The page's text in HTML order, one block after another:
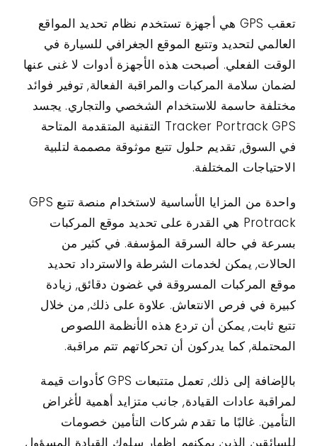
اتصال
حالات الاستخدام
تعقب GPS هي أجهزة تستخدم نظام تحديد المواقع
العالمي لتحديد وتتبع الموقع الجغرافي للسيارة في
الوقت الفعلي. أصبحت هذه الأجهزة أدوات لا غنى عنها
لضمان سلامة المركبات والمراقبة الفعالة, توفير فوائد
مختلفة حاسمة للاستخدام الشخصي والتجاري. يجسد
Tracker Portrack GPS التقنية المتقدمة المتاحة
في السوق, تقديم حلول تتبع موثوقة مصممة لتلبية
الاحتياجات المختلفة.
واحدة من المزايا الأساسية لاستخدام منصة تتبع GPS
Protrack هي القدرة على تحديد موقع المركبات
بسرعة في حالة السرقة المؤسفة. في كثير من
الحالات, يمكن لخدمات الشرطة والاسترداد تحديد
موقع المركبات المسروقة في غضون دقائق, زيادة
كبيرة في فرص الانتعاش. علاوة على ذلك, من خلال
تتبع ثابت, يمكن أن تردع هذه الأنظمة اللصوص
المحتملة, كما يدركون أن تحركاتهم تتم مراقبة.
بالإضافة إلى ذلك, تعمل متتبعات GPS كأدوات قيمة
لمراقبة عادات القيادة, جانب متزايد أهمية لأغراض
التأمين. غالبًا ما تقدم شركات التأمين خصومات
للسائقين الذين يمكنهم إظهار سلوك القيادة المسؤول